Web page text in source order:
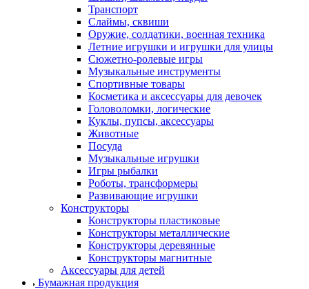
Транспорт
Слаймы, сквиши
Оружие, солдатики, военная техника
Летние игрушки и игрушки для улицы
Сюжетно-ролевые игры
Музыкальные инструменты
Спортивные товары
Косметика и аксессуары для девочек
Головоломки, логические
Куклы, пупсы, аксессуары
Животные
Посуда
Музыкальные игрушки
Игры рыбалки
Роботы, трансформеры
Развивающие игрушки
Конструкторы
Конструкторы пластиковые
Конструкторы металлические
Конструкторы деревянные
Конструкторы магнитные
Аксессуары для детей
Бумажная продукция